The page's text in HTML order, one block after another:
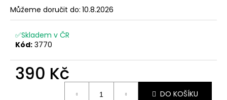
Můžeme doručit do: 10.8.2026
✅Skladem v ČR
Kód: 3770
390 Kč
DO KOŠÍKU
r
č
u
j
m